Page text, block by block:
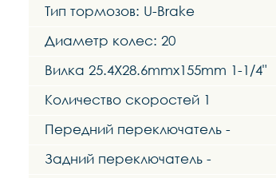
Тип тормозов: U-Brake
Диаметр колес: 20
Вилка 25.4X28.6mmx155mm 1-1/4"
Количество скоростей 1
Передний переключатель -
Задний переключатель -